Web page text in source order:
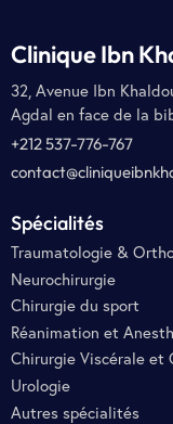
Clinique Ibn
32, Avenue Ibn
Agdal en face de la
+212 537-776-767
Spécialités
Traumatologie &
Neurochirurgie
Chirurgie du sport
Réanimation et
Chirurgie Viscérale et
Urologie
Autres spécialités